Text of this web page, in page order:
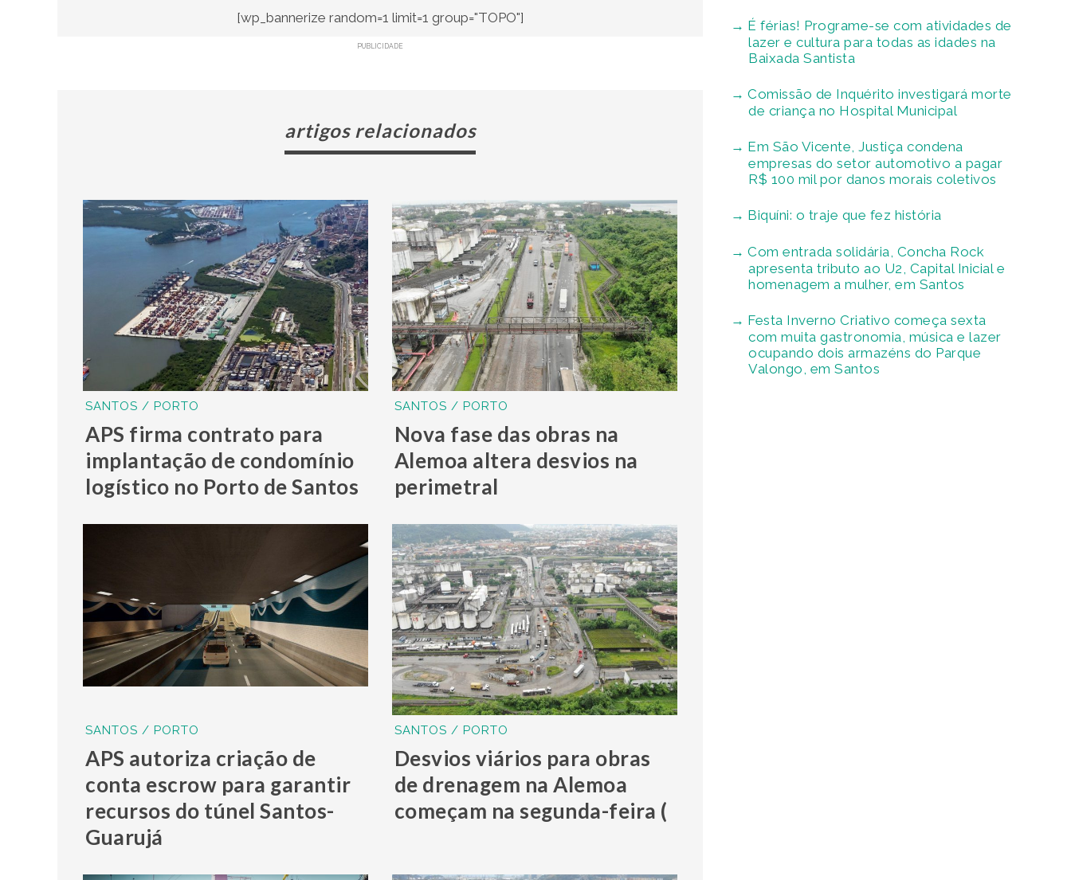
[wp_bannerize random=1 limit=1 group="TOPO"]
PUBLICIDADE
artigos relacionados
SANTOS / PORTO
APS firma contrato para
implantação de condomínio
logístico no Porto de Santos
SANTOS / PORTO
Nova fase das obras na
Alemoa altera desvios na
perimetral
SANTOS / PORTO
APS autoriza criação de
conta escrow para garantir
recursos do túnel Santos-
Guarujá
SANTOS / PORTO
Desvios viários para obras
de drenagem na Alemoa
começam na segunda-feira (
É férias! Programe-se com atividades de
lazer e cultura para todas as idades na
Baixada Santista
Comissão de Inquérito investigará morte
de criança no Hospital Municipal
Em São Vicente, Justiça condena
empresas do setor automotivo a pagar
R$ 100 mil por danos morais coletivos
Biquíni: o traje que fez história
Com entrada solidária, Concha Rock
apresenta tributo ao U2, Capital Inicial e
homenagem a mulher, em Santos
Festa Inverno Criativo começa sexta
com muita gastronomia, música e lazer
ocupando dois armazéns do Parque
Valongo, em Santos